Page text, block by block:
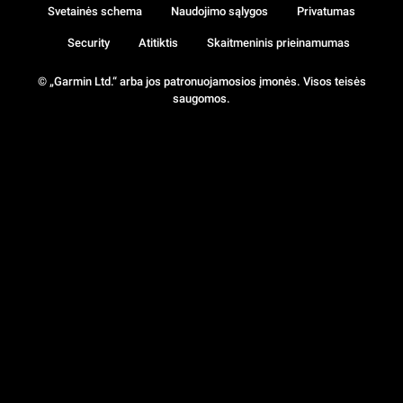
© „Garmin Ltd.“ arba jos patronuojamosios įmonės. Visos teisės
saugomos.
Svetainės schema Naudojimo sąlygos Privatumas
Security Atitiktis Skaitmeninis prieinamumas